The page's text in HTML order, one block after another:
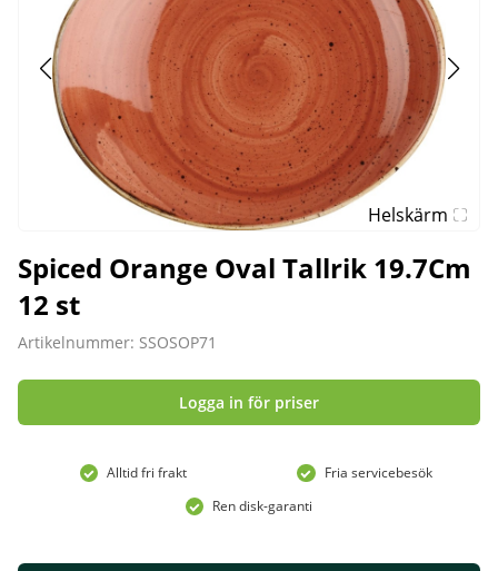
Helskärm
Spiced Orange Oval Tallrik 19.7Cm
12 st
Artikelnummer: SSOSOP71
Logga in för priser
Alltid fri frakt
Fria servicebesök
Ren disk-garanti